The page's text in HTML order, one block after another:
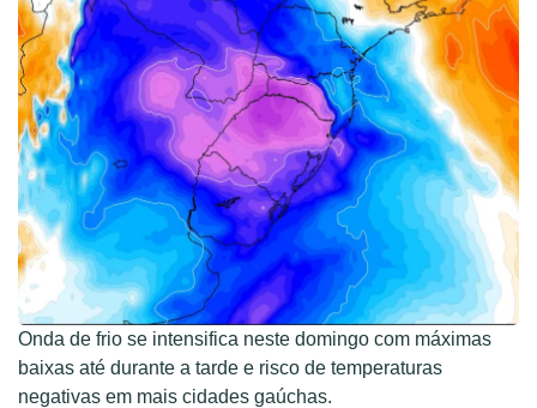
Onda de frio se intensifica neste domingo com máximas
baixas até durante a tarde e risco de temperaturas
negativas em mais cidades gaúchas.